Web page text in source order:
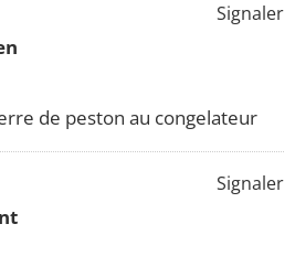
Signaler
de peston au congelateur
Signaler